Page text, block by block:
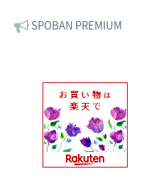
SPOBAN PREMIUM